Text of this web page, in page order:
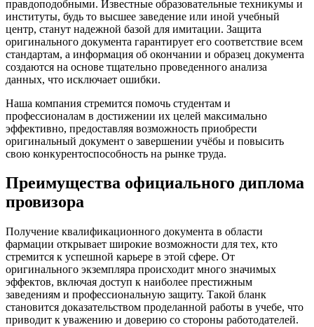
правдоподобными. Известные образовательные техникумы и
институты, будь то высшее заведение или иной учебный
центр, станут надежной базой для имитации. Защита
оригинального документа гарантирует его соответствие всем
стандартам, а информация об окончании и образец документа
создаются на основе тщательно проведенного анализа
данных, что исключает ошибки.
Наша компания стремится помочь студентам и
профессионалам в достижении их целей максимально
эффективно, предоставляя возможность приобрести
оригинальный документ о завершении учёбы и повысить
свою конкурентоспособность на рынке труда.
Преимущества официального диплома
провизора
Получение квалификационного документа в области
фармации открывает широкие возможности для тех, кто
стремится к успешной карьере в этой сфере. От
оригинального экземпляра происходит много значимых
эффектов, включая доступ к наиболее престижным
заведениям и профессиональную защиту. Такой бланк
становится доказательством проделанной работы в учебе, что
приводит к уважению и доверию со стороны работодателей.